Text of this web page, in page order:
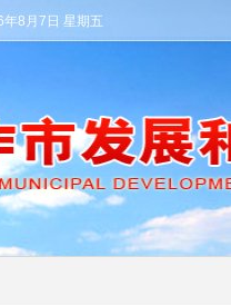
年8月7日 星期五